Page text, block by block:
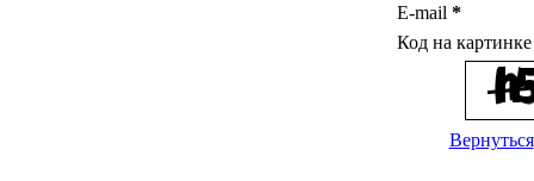
E-mail *
Код на
Вернуться